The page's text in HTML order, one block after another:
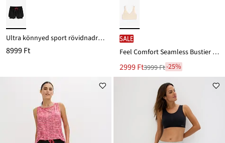
Ultra könnyed sport rövidnadrág, 2-az-1-ben
8999 Ft
SALE
Feel Comfort Seamless Bustier melltartó bordás anyagból
Új
ár
2999 Ft
Leárazva3999 Ft-25%